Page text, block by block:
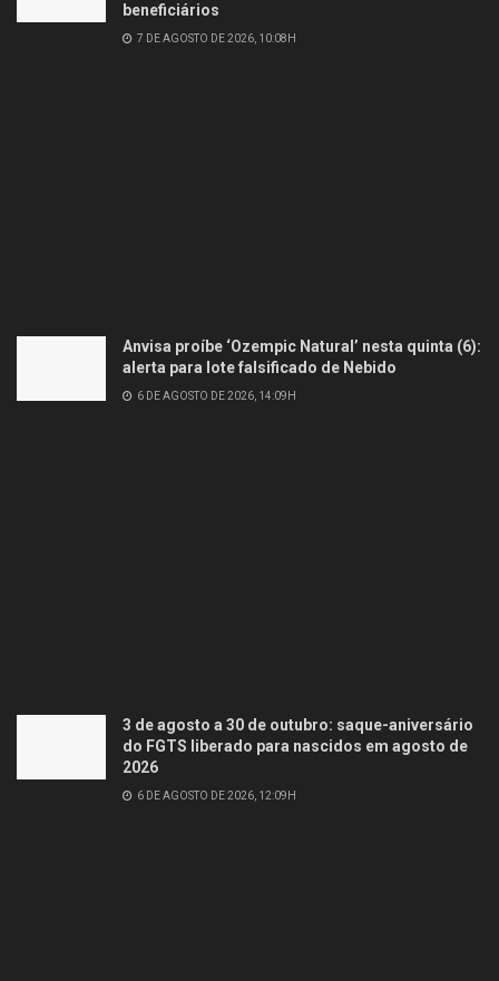
beneficiários
7 DE AGOSTO DE 2026, 10:08H
Anvisa proíbe ‘Ozempic Natural’ nesta quinta (6):
alerta para lote falsificado de Nebido
6 DE AGOSTO DE 2026, 14:09H
3 de agosto a 30 de outubro: saque-aniversário
do FGTS liberado para nascidos em agosto de
2026
6 DE AGOSTO DE 2026, 12:09H